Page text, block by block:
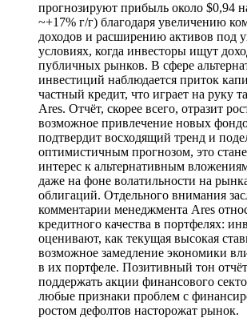
прогнозируют прибыль около $0,94
~+17% г/г) благодаря увеличению
доходов и расширению активов под
условиях, когда инвесторы ищут
публичных рынков. В сфере
инвестиций наблюдается приток
частный кредит, что играет на руку
Ares. Отчёт, скорее всего, отразит
возможное привлечение новых
подтвердит восходящий тренд и
оптимистичным прогнозом, это
интерес к альтернативным
даже на фоне волатильности на
облигаций. Отдельного внимания
комментарии менеджмента Ares
кредитного качества в портфелях:
оценивают, как текущая высокая
возможное замедление экономики
в их портфеле. Позитивный тон
поддержать акции финансового
любые признаки проблем с
ростом дефолтов насторожат рынок.